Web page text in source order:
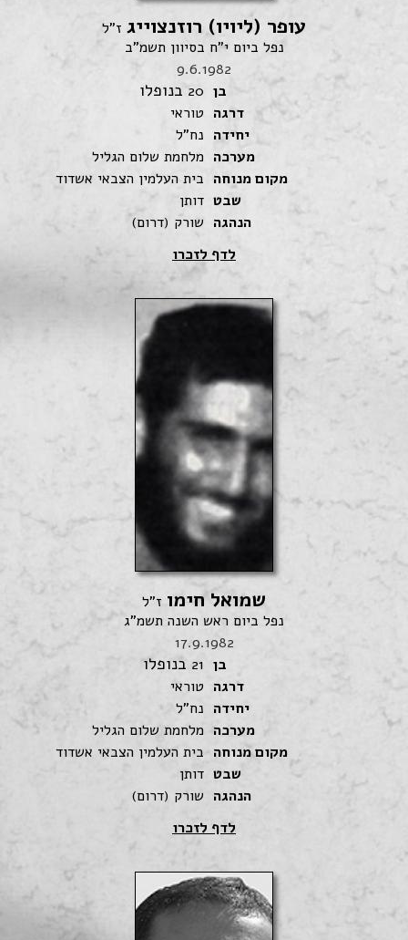
חיפוש
עופר (ליויו) רוזנצוייג ז"ל
נפל ביום י"ח בסיוון תשמ"ב
9.6.1982
בן 20 בנופלו
דרגה טוראי
יחידה נח"ל
מערכה מלחמת שלום הגליל
מקום מנוחה בית העלמין הצבאי אשדוד
שבט דותן
הנהגה שורק (דרום)
לדף לזכרו
שמואל חימו ז"ל
נפל ביום ראש השנה תשמ"ג
17.9.1982
בן 21 בנופלו
דרגה טוראי
יחידה נח"ל
מערכה מלחמת שלום הגליל
מקום מנוחה בית העלמין הצבאי אשדוד
שבט דותן
הנהגה שורק (דרום)
לדף לזכרו